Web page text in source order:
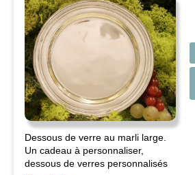
Dessous de verre au marli large.
Un cadeau à personnaliser,
dessous de verres personnalisés